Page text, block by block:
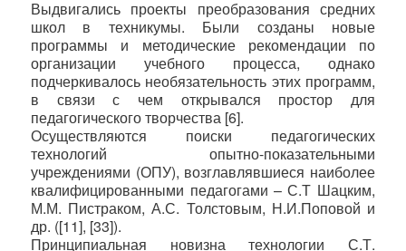
Выдвигались проекты преобразования средних
школ в техникумы. Были созданы новые
программы и методические рекомендации по
организации учебного процесса, однако
подчеркивалось необязательность этих программ,
в связи с чем открывался простор для
педагогического творчества [6].
Осуществляются поиски педагогических
технологий опытно-показательными
учреждениями (ОПУ), возглавлявшиеся наиболее
квалифицированными педагогами – С.Т Шацким,
М.М. Пистраком, А.С. Толстовым, Н.И.Поповой и
др. ([11], [33]).
Принципиальная новизна технологии С.Т.